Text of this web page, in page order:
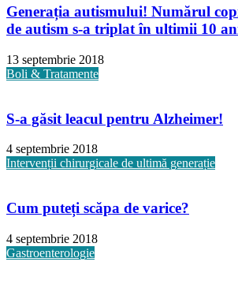
Generația autismului! Numărul
de autism s-a triplat în ultimii 10
13 septembrie 2018
Boli & Tratamente
S-a găsit leacul pentru Alzheimer!
4 septembrie 2018
Intervenții chirurgicale de ultimă generație
Cum puteți scăpa de varice?
4 septembrie 2018
Gastroenterologie